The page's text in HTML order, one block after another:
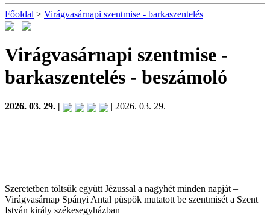
Főoldal > Virágvasárnapi szentmise - barkaszentelés
Virágvasárnapi szentmise -
barkaszentelés - beszámoló
2026. 03. 29. | | 2026. 03. 29.
Szeretetben töltsük együtt Jézussal a nagyhét minden napját –
Virágvasárnap Spányi Antal püspök mutatott be szentmisét a Szent
István király székesegyházban